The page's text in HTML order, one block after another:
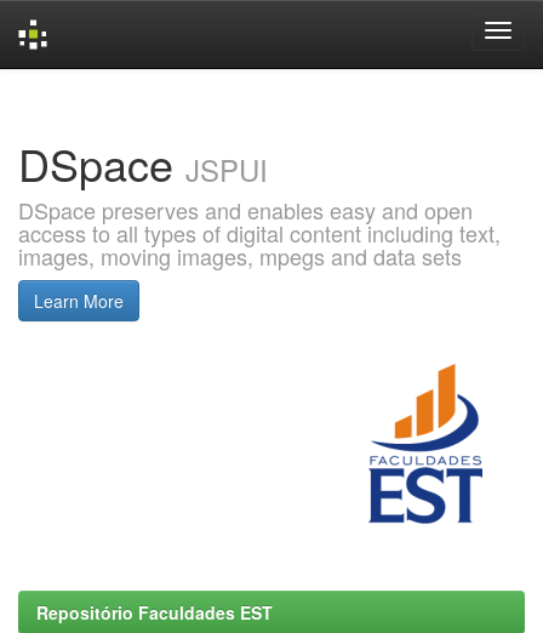
DSpace JSPUI
DSpace preserves and enables easy and open
access to all types of digital content including text,
images, moving images, mpegs and data sets
Learn More
Repositório Faculdades EST